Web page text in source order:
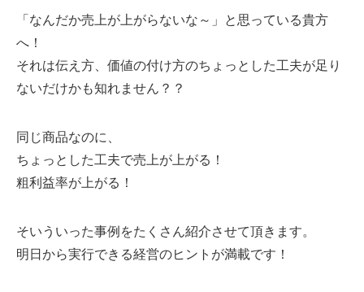
「なんだか売上が上がらないな～」と思っている貴方
へ！
それは伝え方、価値の付け方のちょっとした工夫が足り
ないだけかも知れません？？
同じ商品なのに、
ちょっとした工夫で売上が上がる！
粗利益率が上がる！
そいういった事例をたくさん紹介させて頂きます。
明日から実行できる経営のヒントが満載です！